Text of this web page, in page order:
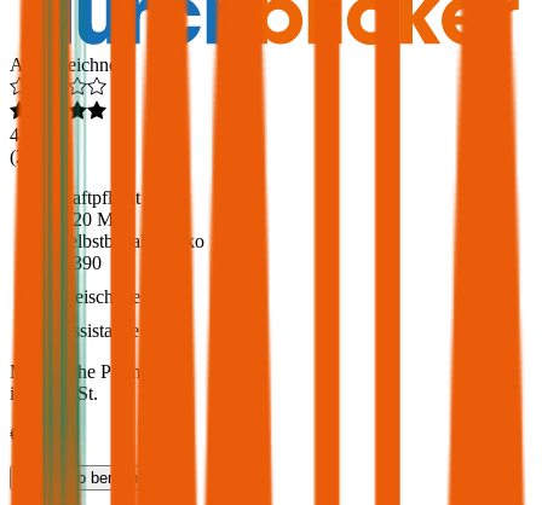
Ausgezeichnet
4,6
(217
Haftpflicht
€ 20 Mio.
Selbstbehalt Kasko
€ 390
Freischaden
Assistance
Monatliche Prämie
inkl. mVSt.
€ 86,42
Teilkasko berechnen